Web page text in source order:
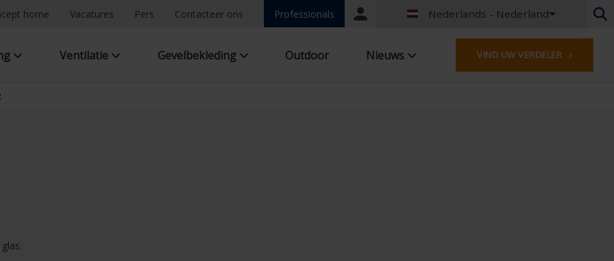
home Vacatures Pers Contacteer ons Professionals
Portal
Nederlands - Nederland
Nederlands - België
Frans - België
Nederlands - Nederland
Ventilatie Gevelbekleding Outdoor Nieuws VIND UW VERDELER ›